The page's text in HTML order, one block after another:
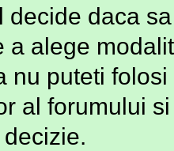
decide daca
a alege
nu puteti
al forumului